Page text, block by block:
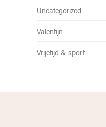
Uncategorized
Valentijn
Vrijetijd & sport